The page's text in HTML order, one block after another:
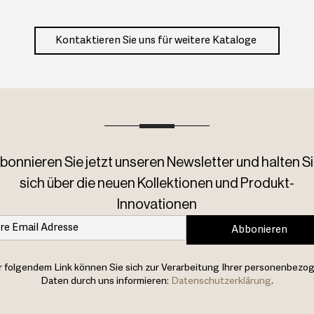
Kontaktieren Sie uns für weitere Kataloge
Sie jetzt unseren Newsletter und halten
sich über die neuen Kollektionen und Produkt-
Innovationen
Abbonieren
folgendem Link können Sie sich zur Verarbeitung Ihrer
Daten durch uns informieren: Datenschutzerklärung.